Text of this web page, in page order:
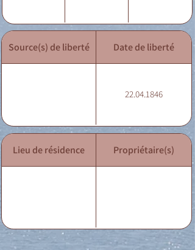
Source(s) de liberté Date de liberté
22.04.1846
Lieu de résidence Propriétaire(s)